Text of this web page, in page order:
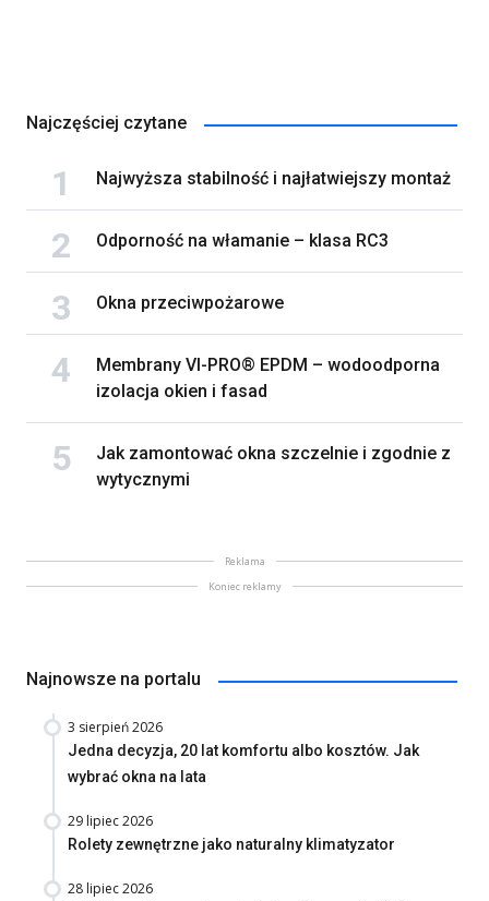
Najczęściej czytane
Najwyższa stabilność i najłatwiejszy montaż
Odporność na włamanie – klasa RC3
Okna przeciwpożarowe
Membrany VI-PRO® EPDM – wodoodporna
izolacja okien i fasad
Jak zamontować okna szczelnie i zgodnie z
wytycznymi
Reklama
Koniec reklamy
Najnowsze na portalu
3 sierpień 2026
Jedna decyzja, 20 lat komfortu albo kosztów. Jak
wybrać okna na lata
29 lipiec 2026
Rolety zewnętrzne jako naturalny klimatyzator
28 lipiec 2026